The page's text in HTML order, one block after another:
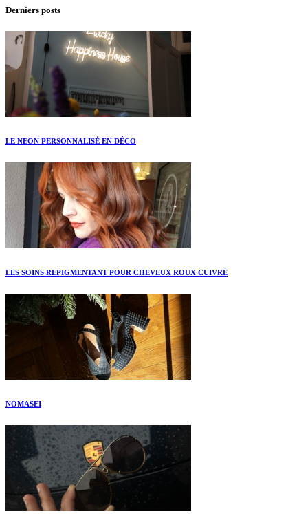
Derniers posts
LE NEON PERSONNALISÉ EN DÉCO
LES SOINS REPIGMENTANT POUR CHEVEUX ROUX CUIVRÉ
NOMASEI